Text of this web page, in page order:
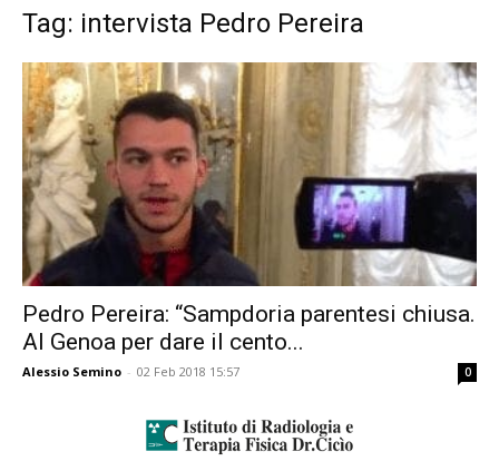
Tag: intervista Pedro Pereira
Pedro Pereira: “Sampdoria parentesi chiusa.
Al Genoa per dare il cento...
Alessio Semino - 02 Feb 2018 15:57 0